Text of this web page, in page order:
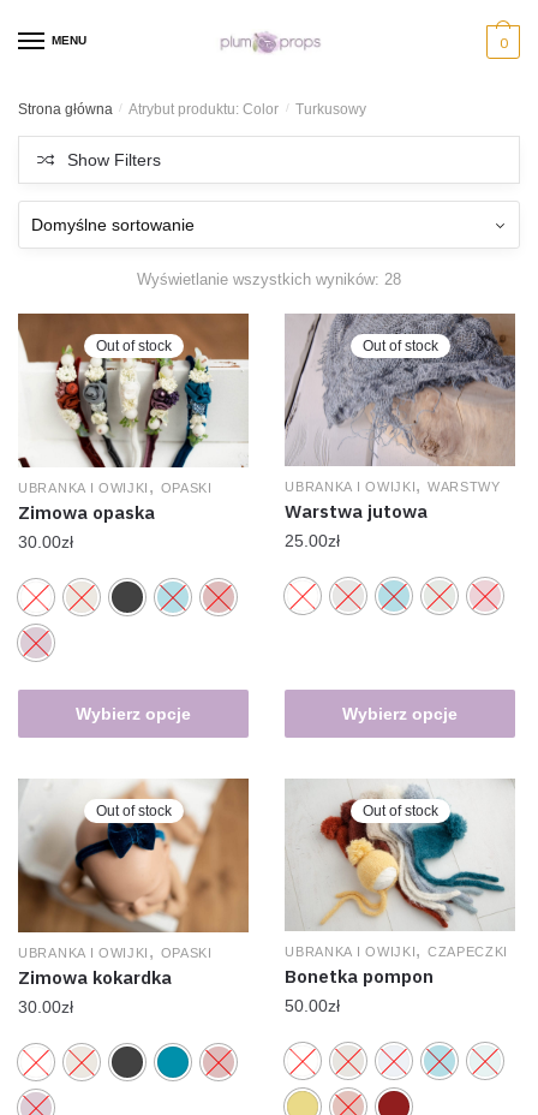
MENU 0
Strona główna / Atrybut produktu: Color / Turkusowy
Show Filters
Wyświetlanie wszystkich wyników: 28
Out of stock
UBRANKA I OWIJKI , OPASKI
Zimowa opaska
30.00zł
Wybierz opcje
Out of stock
UBRANKA I OWIJKI, WARSTWY
Warstwa jutowa
25.00zł
Wybierz opcje
Out of stock
UBRANKA I OWIJKI , OPASKI
Zimowa kokardka
30.00zł
Out of stock
UBRANKA I OWIJKI, CZAPECZKI
Bonetka pompon
50.00zł